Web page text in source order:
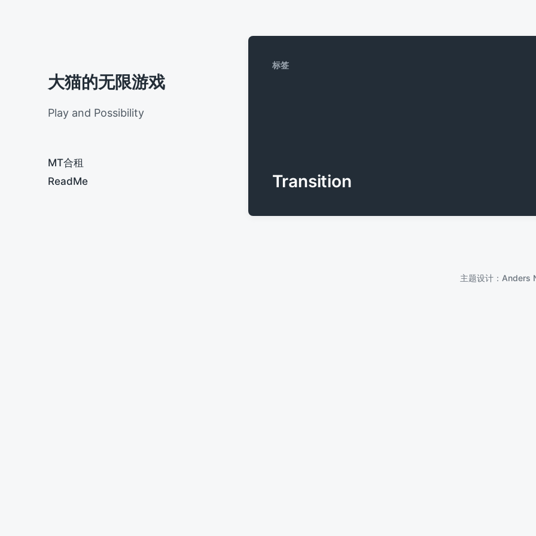
大猫的无限游戏
Play and Possibility
MT合租
ReadMe
标签
Transition
主题设计： Anders